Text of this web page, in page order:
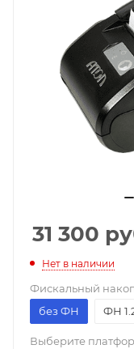
31 300
Нет в наличии
Фискальный
без ФН
ФН
Выберите